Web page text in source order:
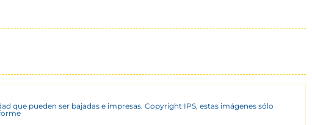
que pueden ser bajadas e impresas. Copyright IPS, estas imágenes sólo